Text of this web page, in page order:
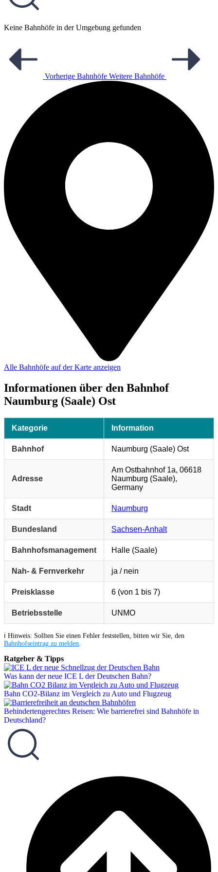
Keine Bahnhöfe in der Umgebung gefunden
Vorherige Bahnhöfe Weitere Bahnhöfe
Alle Bahnhöfe auf der Karte anzeigen
Informationen über den Bahnhof
Naumburg (Saale) Ost
Kategorie Information
Bahnhof Naumburg (Saale) Ost
Adresse
Am Ostbahnhof 1a, 06618
Naumburg (Saale),
Germany
Stadt Naumburg
Bundesland Sachsen-Anhalt
Bahnhofsmanagement Halle (Saale)
Nah- & Fernverkehr ja / nein
Preisklasse 6 (von 1 bis 7)
Betriebsstelle UNMO
ℹ️ Hinweis: Sollten Sie einen Fehler feststellen, bitten wir Sie, den
Bahnhofseintrag zu melden
Ratgeber & Tipps
Was kann der neue ICE L der Deutschen Bahn?
Bahn CO2-Bilanz im Vergleich zu Auto und Flugzeug
Behindertengerechtes Reisen: Wie barrierefrei sind Bahnhöfe in
Deutschland?